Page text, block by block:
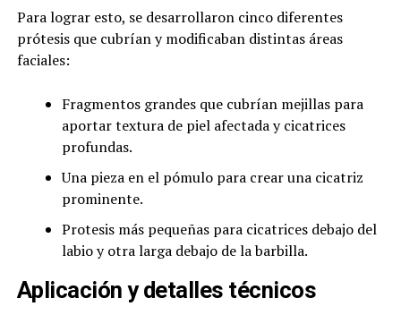
Para lograr esto, se desarrollaron cinco diferentes
prótesis que cubrían y modificaban distintas áreas
faciales:
Fragmentos grandes que cubrían mejillas para
aportar textura de piel afectada y cicatrices
profundas.
Una pieza en el pómulo para crear una cicatriz
prominente.
Protesis más pequeñas para cicatrices debajo del
labio y otra larga debajo de la barbilla.
Aplicación y detalles técnicos